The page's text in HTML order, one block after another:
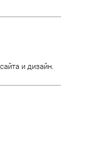
и дизайн.